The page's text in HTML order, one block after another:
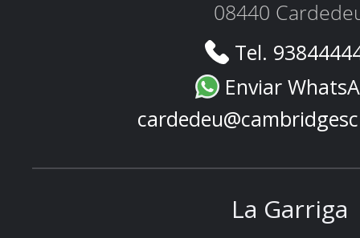
08440
Tel.
Enviar
La Garriga